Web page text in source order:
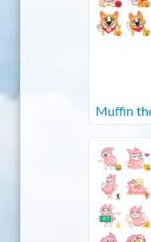
Muffin